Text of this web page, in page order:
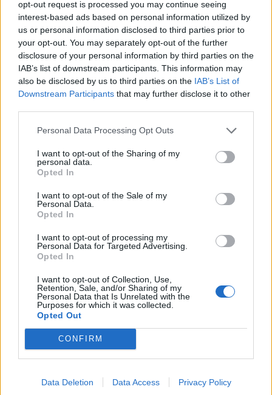
opt-out request is processed you may continue seeing
interest-based ads based on personal information utilized by
us or personal information disclosed to third parties prior to
your opt-out. You may separately opt-out of the further
disclosure of your personal information by third parties on the
IAB’s list of downstream participants. This information may
also be disclosed by us to third parties on the IAB’s List of
Downstream Participants that may further disclose it to other
Personal Data Processing Opt Outs
I want to opt-out of the Sharing of my
personal data.
Opted In
I want to opt-out of the Sale of my
Personal Data.
Opted In
I want to opt-out of processing my
Personal Data for Targeted Advertising.
Opted In
I want to opt-out of Collection, Use,
Retention, Sale, and/or Sharing of my
Personal Data that Is Unrelated with the
Purposes for which it was collected.
Opted Out
CONFIRM
Data Deletion Data Access Privacy Policy
lugar:
«A seguir, temos a versão Long Range do Model 3, que
oferece maior autonomia e tração integral. Com uma
bateria de 75 kWh e 325 milhas (523 km) de alcance, o
custo para 100 milhas é ligeiramente superior: 3,75
Terceiro Lugar: BMW i4 eDrive35
O BMW i4 eDrive35 surpreendeu ao ficar em terceiro,
com um custo de apenas 4,12 dólares por 100 milhas:
«A fechar o pódio está o BMW i4 eDrive35, com uma